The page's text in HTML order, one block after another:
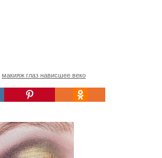
макияж глаз нависшее веко